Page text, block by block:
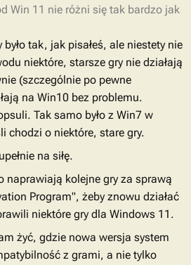
Win 11 nie różni się tak bardzo jak
było tak, jak pisałeś, ale niestety nie
niektóre, starsze gry nie działają
(szczególnie po pewne
na Win10 bez problemu.
Tak samo było z Win7 w
chodzi o niektóre, stare gry.
na siłę.
naprawiają kolejne gry za sprawą
Program", żeby znowu działać
niektóre gry dla Windows 11.
żyć, gdzie nowa wersja system
z grami, a nie tylko